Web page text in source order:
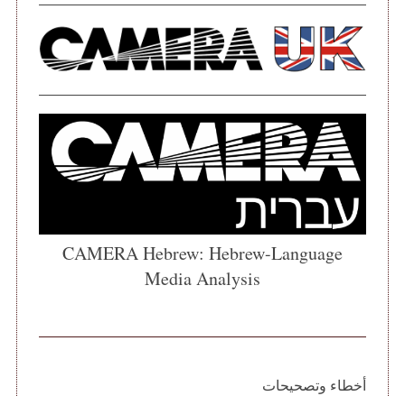
CAMERA Hebrew: Hebrew-Language
Media Analysis
أخطاء وتصحيحات